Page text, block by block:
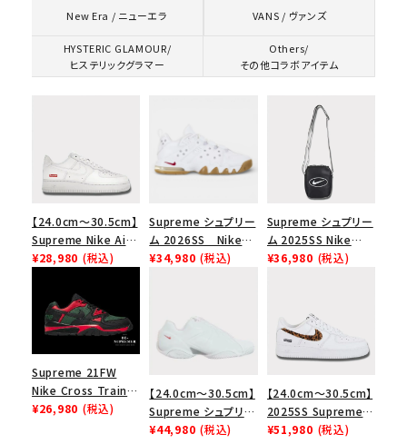
New Era / ニューエラ VANS / ヴァンズ
HYSTERIC GLAMOUR/
ヒステリックグラマー
Others/
その他コラボアイテム
【24.0cm～30.5cm】
Supreme Nike Air
Force 1 Low シュプ
ース１スニーカー シ
ューズ ホワイト
¥28,980 (税込)
Supreme シュプリー
ム 2026SS Nike
SB Air Max 2 CB 94
¥34,980 (税込)
Supreme シュプリー
ム 2025SS Nike
Leather Shoulder
¥36,980 (税込)
Supreme 21FW
Nike Cross Trainer
Low ナイキクロスト
¥26,980 (税込)
【24.0cm～30.5cm】
Supreme シュプリー
ム 2023AW Nike
¥44,980 (税込)
【24.0cm～30.5cm】
2025SS Supreme
GOODENOUGH
¥51,980 (税込)